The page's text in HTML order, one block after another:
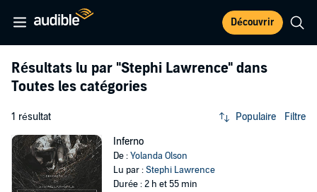
Découvrir
Résultats lu par "Stephi Lawrence" dans
Toutes les catégories
1 résultat Populaire Filtre
Inferno
De :Yolanda Olson
Lu par :Stephi Lawrence
Durée : 2 h et 55 min